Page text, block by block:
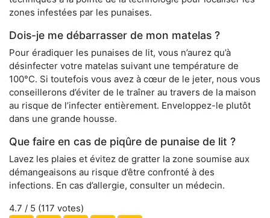
zones infestées par les punaises.
Dois-je me débarrasser de mon matelas ?
Pour éradiquer les punaises de lit, vous n’aurez qu’à
désinfecter votre matelas suivant une température de
100°C. Si toutefois vous avez à cœur de le jeter, nous vous
conseillerons d’éviter de le traîner au travers de la maison
au risque de l’infecter entièrement. Enveloppez-le plutôt
dans une grande housse.
Que faire en cas de piqûre de punaise de lit ?
Lavez les plaies et évitez de gratter la zone soumise aux
démangeaisons au risque d’être confronté à des
infections. En cas d’allergie, consulter un médecin.
4.7 / 5 (117 votes)